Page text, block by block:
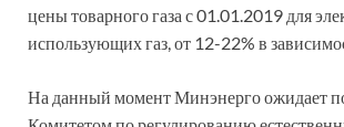
цены товарного газа с 01.01.2019 для
использующих газ, от 12-22% в
На данный момент Минэнерго ожидает